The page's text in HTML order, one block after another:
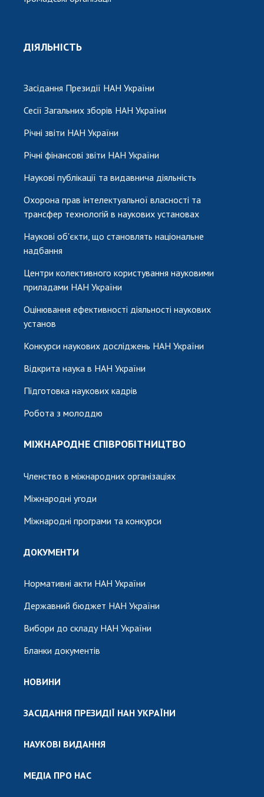
ДІЯЛЬНІСТЬ
Засідання Президії НАН України
Сесії Загальних зборів НАН України
Річні звіти НАН України
Річні фінансові звіти НАН України
Наукові публікації та видавнича діяльність
Охорона прав інтелектуальної власності та
трансфер технологій в наукових установах
Наукові об'єкти, що становлять національне
надбання
Центри колективного користування науковими
приладами НАН України
Оцінювання ефективності діяльності наукових
установ
Конкурси наукових досліджень НАН України
Відкрита наука в НАН України
Підготовка наукових кадрів
Робота з молоддю
МІЖНАРОДНЕ СПІВРОБІТНИЦТВО
Членство в міжнародних організаціях
Міжнародні угоди
Міжнародні програми та конкурси
ДОКУМЕНТИ
Нормативні акти НАН України
Державний бюджет НАН України
Вибори до складу НАН України
Бланки документів
НОВИНИ
ЗАСІДАННЯ ПРЕЗИДІЇ НАН УКРАЇНИ
НАУКОВІ ВИДАННЯ
МЕДІА ПРО НАС